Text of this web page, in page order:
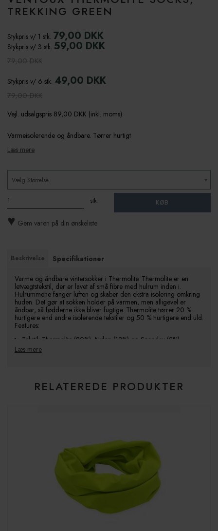
TREKKING GREEN
Stykpris v/ 1 stk. 79,00 DKK
Stykpris v/ 3 stk. 59,00 DKK
79,00 DKK
Stykpris v/ 6 stk. 49,00 DKK
79,00 DKK
Vejl. udsalgspris 89,00 DKK (inkl. moms)
Varmeisolerende og åndbare. Tørrer hurtigt
Læs mere
Vælg Størrelse
stk. KØB
♥ Gem varen på din ønskeliste
Beskrivelse Specifikationer
Varme og åndbare vintersokker i Thermolite. Thermolite er en
letvægtstekstil, der er lavet af små fibre med hulrum inden i.
Hulrummene fanger luften og skaber den ekstra isolering omkring
huden. Det gør at sokken holder på varmen, men alligevel er
åndbar, så fødderne ikke bliver fugtige. Thermolite tørrer 20 %
hurtigere end andre isolerende tekstiler og 50 % hurtigere end uld.
Features:
Tekstil: Thermolite (80%), Nylon (18%) og Spandex (2%)
Ekstra langt elastisk skaft
Vaskeråd: Kan maskinvaskes ved op til 40 grader. Undgå
tørretumbling
Læs mere
RELATEREDE PRODUKTER